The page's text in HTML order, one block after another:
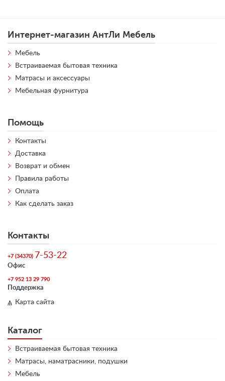
Интернет-магазин АнтЛи Мебель
Мебель
Встраиваемая бытовая техника
Матрасы и аксессуары
Мебельная фурнитура
Помощь
Контакты
Доставка
Возврат и обмен
Правила работы
Оплата
Как сделать заказ
Контакты
+7 (34370) 7-53-22
Офис
+7 952 13 29 790
Поддержка
Карта сайта
Каталог
Встраиваемая бытовая техника
Матрасы, наматрасники, подушки
Мебель